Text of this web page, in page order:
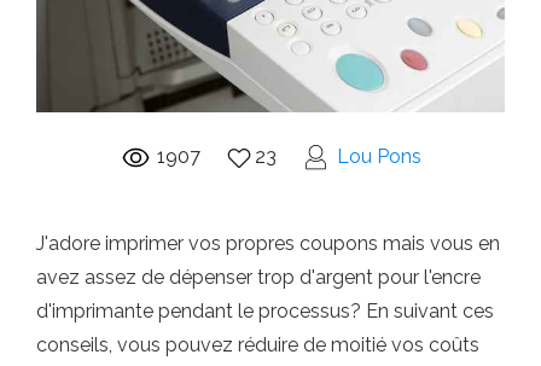
1907 23 Lou Pons
J'adore imprimer vos propres coupons mais vous en
avez assez de dépenser trop d'argent pour l'encre
d'imprimante pendant le processus? En suivant ces
conseils, vous pouvez réduire de moitié vos coûts